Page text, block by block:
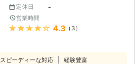
定休日 -
営業時間
★★★★★ 4.3 （3）
スピーディーな対応 経験豊富